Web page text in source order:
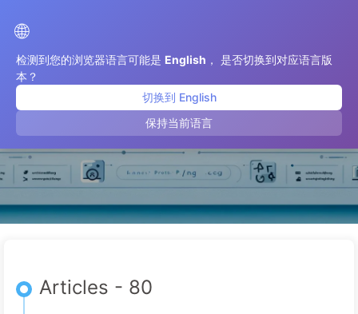
🌐
检测到您的浏览器语言可能是 English ， 是否切换到对应语言版
本？
切换到 English
保持当前语言
août 2025
Articles - 80